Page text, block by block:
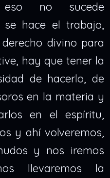
eso no sucede
hace el trabajo,
divino para
hay que tener la
de hacerlo, de
en la materia y
en el espíritu,
y ahí volveremos,
y nos iremos
llevaremos la